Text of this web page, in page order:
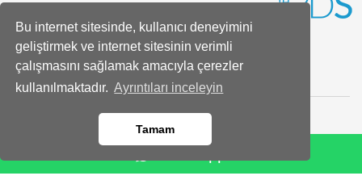
Bu internet sitesinde, kullanıcı deneyimini
geliştirmek ve internet sitesinin verimli
çalışmasını sağlamak amacıyla çerezler
kullanılmaktadır. Ayrıntıları inceleyin
Tamam
Butik Pasta Nedir?
Tüm Blog Yazıları